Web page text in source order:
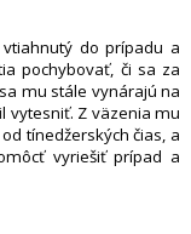
do prípadu a
pochybovať, či sa za
mu stále vynárajú na
vytesniť. Z väzenia mu
tínedžerských čias, a
vyriešiť prípad a